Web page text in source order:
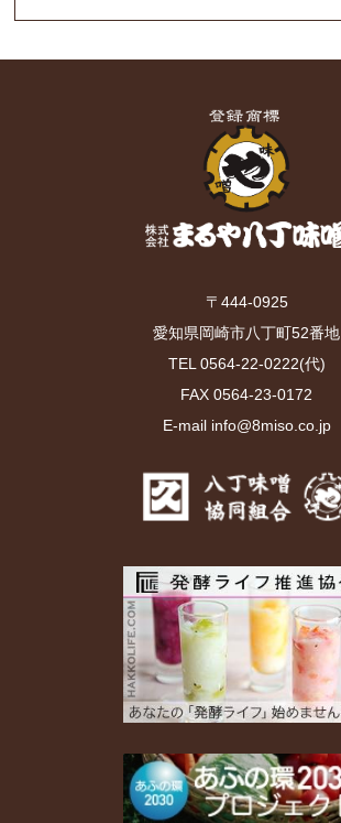
〒444-0925
愛知県岡崎市八丁町52番地
TEL 0564-22-0222(代)
FAX 0564-23-0172
E-mail info@8miso.co.jp